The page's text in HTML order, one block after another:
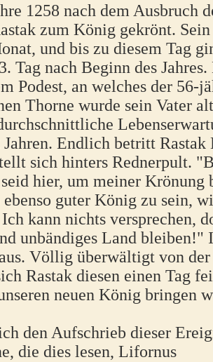
1258 nach dem Ausbruch
zum König gekrönt.
und bis zu diesem Tag
Tag nach Beginn des
Podest, an welches der 56-
Thorne wurde sein Vater
Endlich betritt Rastak
sich hinters Rednerpult.
hier, um meiner Krönung
guter König zu sein,
kann nichts versprechen,
unbändiges Land bleiben!"
Völlig überwältigt von
Rastak diesen einen Tag
neuen König bringen
den Aufschrieb dieser
die dies lesen, Lifornus